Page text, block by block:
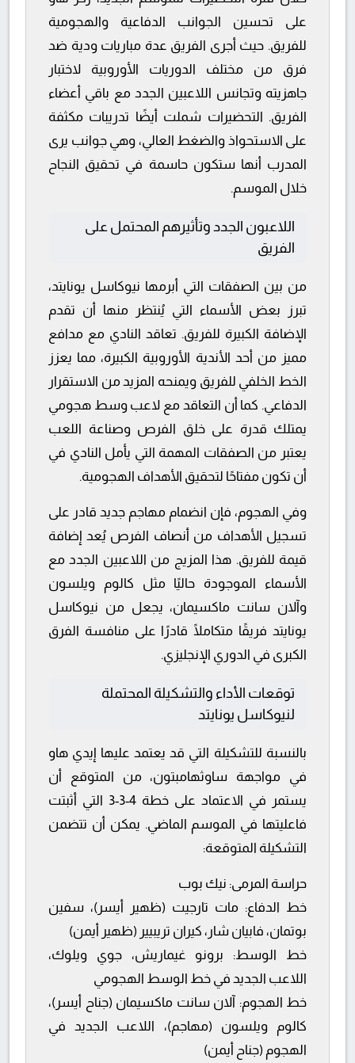
على تحسين الجوانب الدفاعية والهجومية
للفريق. حيث أجرى الفريق عدة مباريات ودية ضد
فرق من مختلف الدوريات الأوروبية لاختبار
جاهزيته وتجانس اللاعبين الجدد مع باقي أعضاء
الفريق. التحضيرات شملت أيضًا تدريبات مكثفة
على الاستحواذ والضغط العالي، وهي جوانب يرى
المدرب أنها ستكون حاسمة في تحقيق النجاح
خلال الموسم.
اللاعبون الجدد وتأثيرهم المحتمل على
الفريق
من بين الصفقات التي أبرمها نيوكاسل يونايتد،
تبرز بعض الأسماء التي يُنتظر منها أن تقدم
الإضافة الكبيرة للفريق. تعاقد النادي مع مدافع
مميز من أحد الأندية الأوروبية الكبيرة، مما يعزز
الخط الخلفي للفريق ويمنحه المزيد من الاستقرار
الدفاعي. كما أن التعاقد مع لاعب وسط هجومي
يمتلك قدرة على خلق الفرص وصناعة اللعب
يعتبر من الصفقات المهمة التي يأمل النادي في
أن تكون مفتاحًا لتحقيق الأهداف الهجومية.
وفي الهجوم، فإن انضمام مهاجم جديد قادر على
تسجيل الأهداف من أنصاف الفرص يُعد إضافة
قيمة للفريق. هذا المزيج من اللاعبين الجدد مع
الأسماء الموجودة حاليًا مثل كالوم ويلسون
وآلان سانت ماكسيمان، يجعل من نيوكاسل
يونايتد فريقًا متكاملًا قادرًا على منافسة الفرق
الكبرى في الدوري الإنجليزي.
توقعات الأداء والتشكيلة المحتملة
لنيوكاسل يونايتد
بالنسبة للتشكيلة التي قد يعتمد عليها إيدي هاو
في مواجهة ساوثهامبتون، من المتوقع أن
يستمر في الاعتماد على خطة 4-3-3 التي أثبتت
فاعليتها في الموسم الماضي. يمكن أن تتضمن
التشكيلة المتوقعة:
حراسة المرمى: نيك بوب
خط الدفاع: مات تارجيت (ظهير أيسر)، سفين
بوتمان، فابيان شار، كيران تريبيير (ظهير أيمن)
خط الوسط: برونو غيماريش، جوي ويلوك،
اللاعب الجديد في خط الوسط الهجومي
خط الهجوم: آلان سانت ماكسيمان (جناح أيسر)،
كالوم ويلسون (مهاجم)، اللاعب الجديد في
الهجوم (جناح أيمن)